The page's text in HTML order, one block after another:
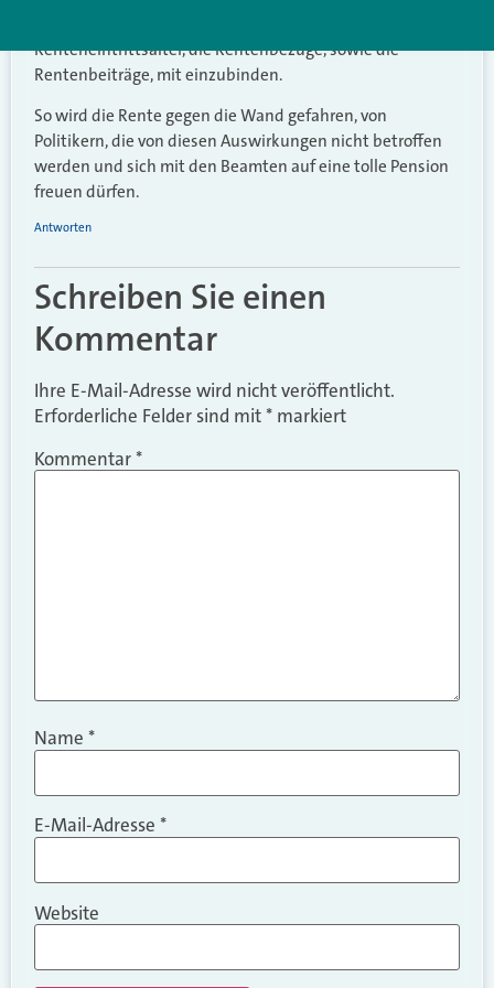
Renteneintrittsalter, die Rentenbezüge, sowie die
Rentenbeiträge, mit einzubinden.
So wird die Rente gegen die Wand gefahren, von
Politikern, die von diesen Auswirkungen nicht betroffen
werden und sich mit den Beamten auf eine tolle Pension
freuen dürfen.
Antworten
Schreiben Sie einen
Kommentar
Ihre E-Mail-Adresse wird nicht veröffentlicht.
Erforderliche Felder sind mit* markiert
Kommentar*
Name *
E-Mail-Adresse *
Website